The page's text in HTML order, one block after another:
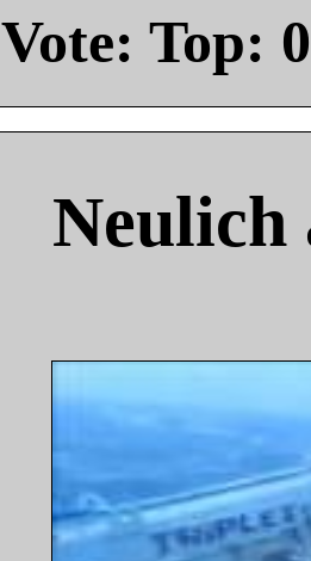
Vote: Top: 0
Neulich